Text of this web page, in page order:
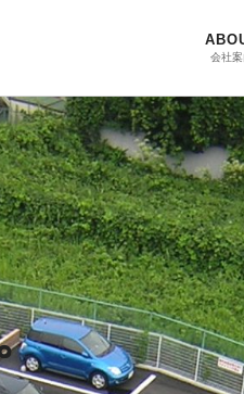
会社案